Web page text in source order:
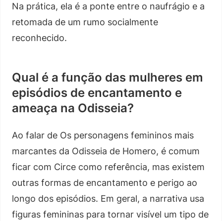
Na prática, ela é a ponte entre o naufrágio e a
retomada de um rumo socialmente
reconhecido.
Qual é a função das mulheres em
episódios de encantamento e
ameaça na Odisseia?
Ao falar de Os personagens femininos mais
marcantes da Odisseia de Homero, é comum
ficar com Circe como referência, mas existem
outras formas de encantamento e perigo ao
longo dos episódios. Em geral, a narrativa usa
figuras femininas para tornar visível um tipo de